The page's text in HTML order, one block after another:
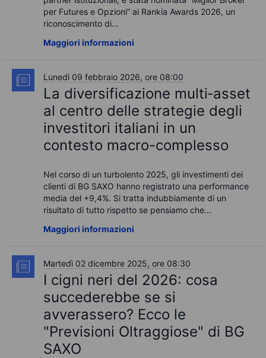
per Futures e Opzioni” ai Rankia Awards 2026, un
riconoscimento di...
Maggiori informazioni
Lunedì 09 febbraio 2026, ore 08:00
La diversificazione multi‑asset
al centro delle strategie degli
investitori italiani in un
contesto macro-complesso
Nel corso di un turbolento 2025, gli investimenti dei
clienti di BG SAXO hanno registrato una performance
media del +9,4%. Si tratta indubbiamente di un
risultato di tutto rispetto se pensiamo che...
Maggiori informazioni
Martedì 02 dicembre 2025, ore 08:30
I cigni neri del 2026: cosa
succederebbe se si
avverassero? Ecco le
"Previsioni Oltraggiose" di BG
SAXO